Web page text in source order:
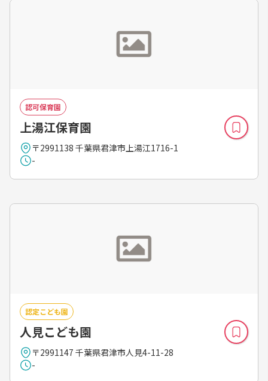
認可保育園
上湯江保育園
〒2991138 千葉県君津市上湯江1716-1
-
認定こども園
人見こども園
〒2991147 千葉県君津市人見4-11-28
-